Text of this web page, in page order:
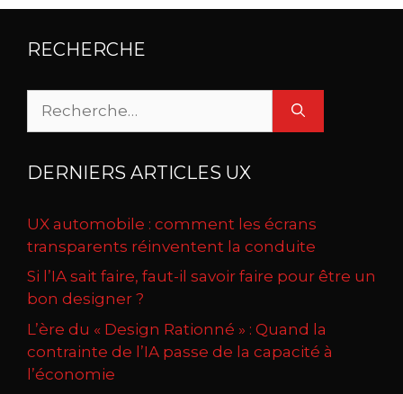
RECHERCHE
DERNIERS ARTICLES UX
UX automobile : comment les écrans
transparents réinventent la conduite
Si l’IA sait faire, faut-il savoir faire pour être un
bon designer ?
L’ère du « Design Rationné » : Quand la
contrainte de l’IA passe de la capacité à
l’économie